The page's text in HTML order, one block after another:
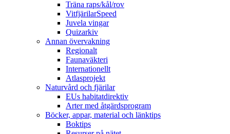
Träna raps/kål/rov
VitfjärilarSpeed
Juvela vingar
Quizarkiv
Annan övervakning
Regionalt
Faunaväkteri
Internationellt
Atlasprojekt
Naturvård och fjärilar
EUs habitatdirektiv
Arter med åtgärdsprogram
Böcker, appar, material och länktips
Boktips